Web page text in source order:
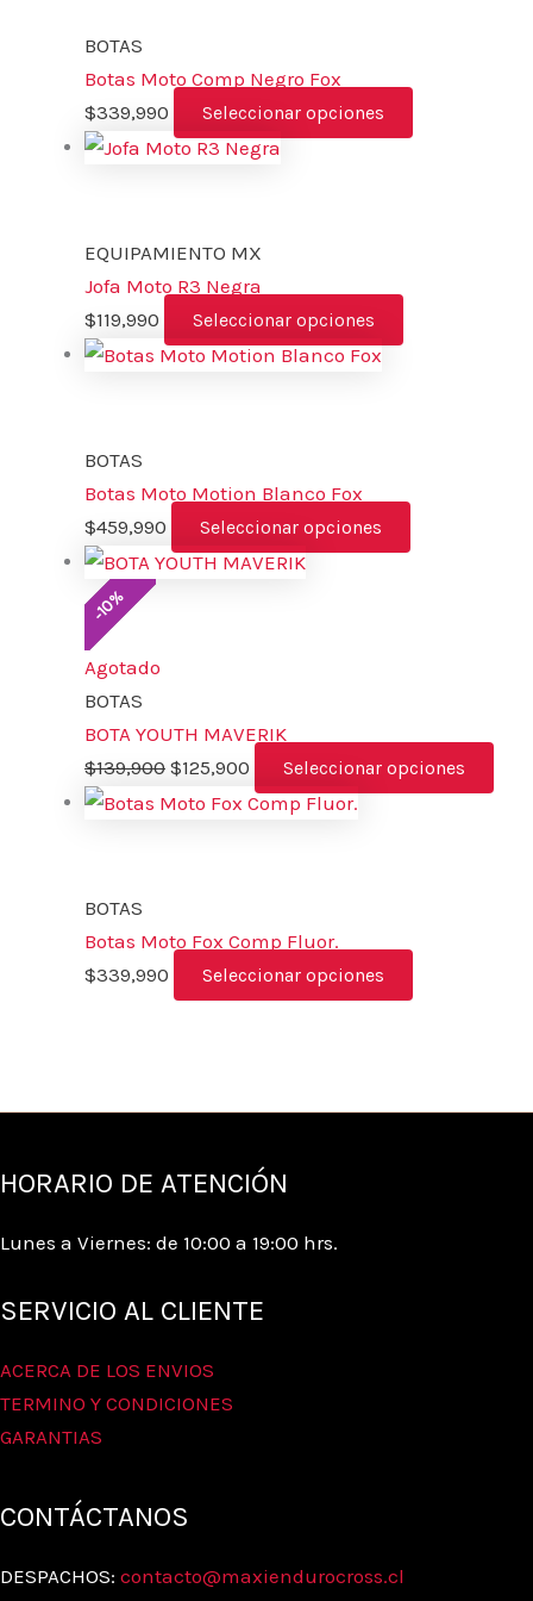
BOTAS
Botas Moto Comp Negro Fox
$339,990 Seleccionar opciones
EQUIPAMIENTO MX
Jofa Moto R3 Negra
$119,990 Seleccionar opciones
BOTAS
Botas Moto Motion Blanco Fox
$459,990 Seleccionar opciones
-
10
%
Agotado
BOTAS
BOTA YOUTH MAVERIK
$139,900 $125,900 Seleccionar opciones
BOTAS
Botas Moto Fox Comp Fluor.
$339,990 Seleccionar opciones
HORARIO DE ATENCIÓN
Lunes a Viernes: de 10:00 a 19:00 hrs.
SERVICIO AL CLIENTE
ACERCA DE LOS ENVIOS
TERMINO Y CONDICIONES
GARANTIAS
CONTÁCTANOS
DESPACHOS: contacto@maxiendurocross.cl